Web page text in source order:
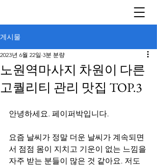
게시물
노원역마사지 차원이 다른
고퀄리티 관리 맛집 TOP.3
2023년 6월 22일 3분 분량
안녕하세요. 페이퍼박입니다.
요즘 날씨가 정말 더운 날씨가 계속되면
서 점점 몸이 지치고 기운이 없는 느낌을
자주 받는 분들이 많은 것 같아요. 저도